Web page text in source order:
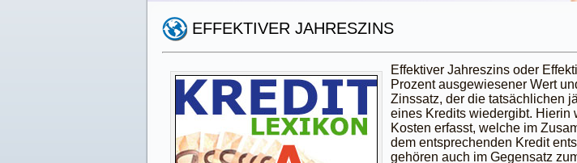
EFFEKTIVER JAHRESZINS
Effektiver Jahreszins oder
Prozent ausgewiesener Wert
Zinssatz, der die tatsächlichen
eines Kredits wiedergibt. Hierin
Kosten erfasst, welche im
dem entsprechenden Kredit
gehören auch im Gegensatz